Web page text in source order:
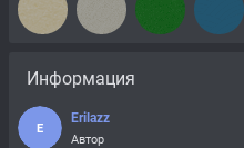
Информация
E
Erilazz
Автор